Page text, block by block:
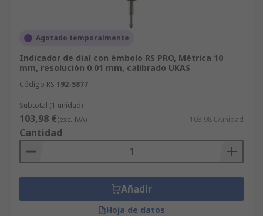
Agotado temporalmente
Indicador de dial con émbolo RS PRO, Métrica 10
mm, resolución 0.01 mm, calibrado UKAS
Código RS 192-5877
Subtotal (1 unidad)
103,98 €(exc. IVA) 103,98 €/unidad
Cantidad
Añadir
Hoja de datos